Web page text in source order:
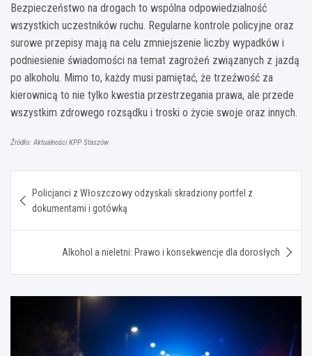
Bezpieczeństwo na drogach to wspólna odpowiedzialność
wszystkich uczestników ruchu. Regularne kontrole policyjne oraz
surowe przepisy mają na celu zmniejszenie liczby wypadków i
podniesienie świadomości na temat zagrożeń związanych z jazdą
po alkoholu. Mimo to, każdy musi pamiętać, że trzeźwość za
kierownicą to nie tylko kwestia przestrzegania prawa, ale przede
wszystkim zdrowego rozsądku i troski o życie swoje oraz innych.
Źródło: Aktualności KPP Staszów
wpisu
Policjanci z Włoszczowy odzyskali skradziony portfel z
dokumentami i gotówką
Alkohol a nieletni: Prawo i konsekwencje dla dorosłych